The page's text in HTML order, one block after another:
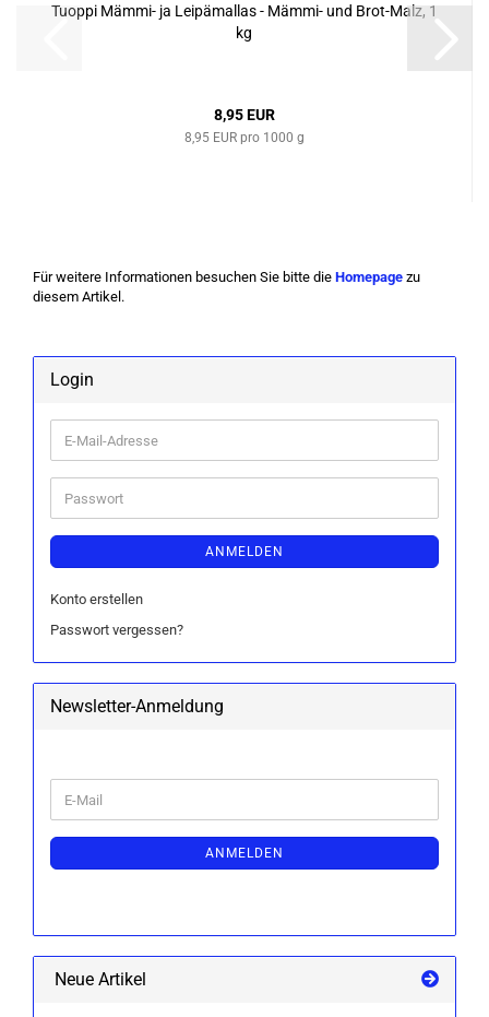
Tuop­pi Mämmi-​​ ja Lei­pä­ma­l­las - Mämmi-​​ und Brot-​Malz, 1
kg
8,95 EUR
8,95 EUR pro 1000 g
Für weitere Informationen besuchen Sie bitte die Homepage zu
diesem Artikel.
Login
E-
Mail-
Adresse
Passwort
ANMELDEN
Konto erstellen
Passwort vergessen?
Newsletter-Anmeldung
ZUR
ANMELDUNG
E-
Mail
ANMELDEN
Neue Artikel